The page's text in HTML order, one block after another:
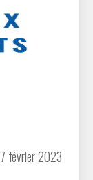
7 février 2023